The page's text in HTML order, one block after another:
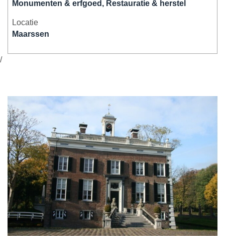
Monumenten & erfgoed, Restauratie & herstel
Locatie
Maarssen
/